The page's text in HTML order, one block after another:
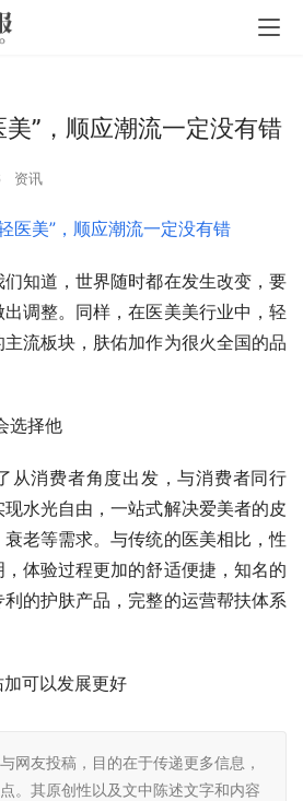
”，顺应潮流一定没有错
资讯
知道，世界随时都在发生改变，要
调整。同样，在医美美行业中，轻
流板块，肤佑加作为很火全国的品
选择他
从消费者角度出发，与消费者同行
现水光自由，一站式解决爱美者的皮
老等需求。与传统的医美相比，性
体验过程更加的舒适便捷，知名的
的护肤产品，完整的运营帮扶体系
可以发展更好
网友投稿，目的在于传递更多信息，
。其原创性以及文中陈述文字和内容